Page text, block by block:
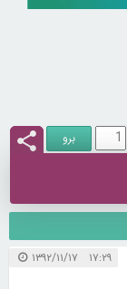
۱۷:۲۹ ۱۳۹۲/۱۱/۱۷